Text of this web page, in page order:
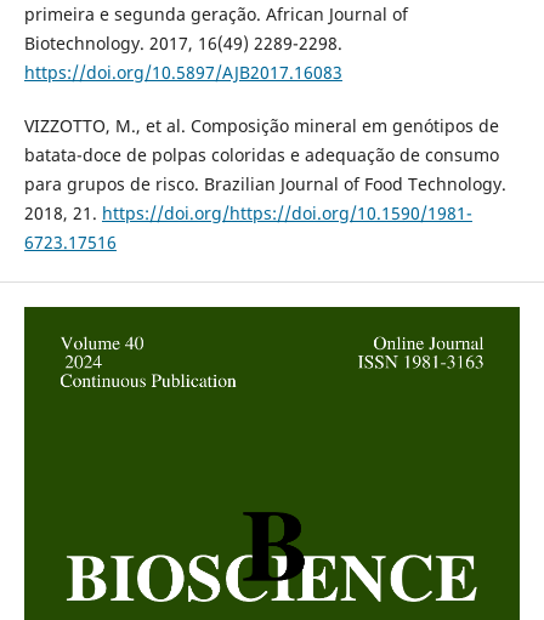
primeira e segunda geração. African Journal of
Biotechnology. 2017, 16(49) 2289-2298.
https://doi.org/10.5897/AJB2017.16083
VIZZOTTO, M., et al. Composição mineral em genótipos de
batata-doce de polpas coloridas e adequação de consumo
para grupos de risco. Brazilian Journal of Food Technology.
2018, 21. https://doi.org/https://doi.org/10.1590/1981-
6723.17516